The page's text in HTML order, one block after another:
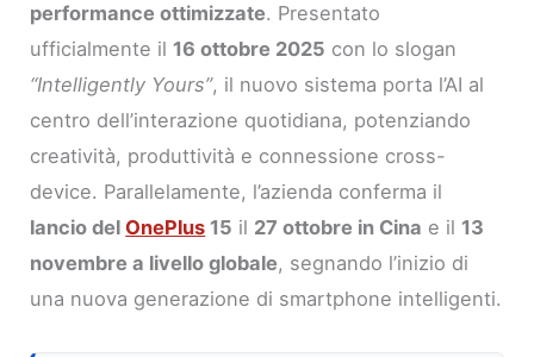
performance ottimizzate. Presentato
ufficialmente il 16 ottobre 2025 con lo slogan
“Intelligently Yours”, il nuovo sistema porta l’AI al
centro dell’interazione quotidiana, potenziando
creatività, produttività e connessione cross-
device. Parallelamente, l’azienda conferma il
lancio delOnePlus 15 il 27 ottobre in Cina e il 13
novembre a livello globale, segnando l’inizio di
una nuova generazione di smartphone intelligenti.